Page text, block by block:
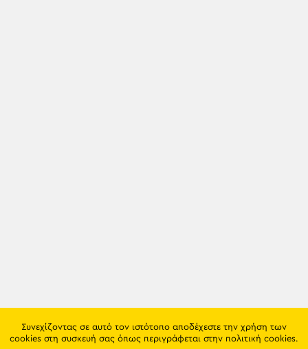
Συνεχίζοντας σε αυτό τον ιστότοπο αποδέχεστε την χρήση των
cookies στη συσκευή σας όπως περιγράφεται στην πολιτική cookies.